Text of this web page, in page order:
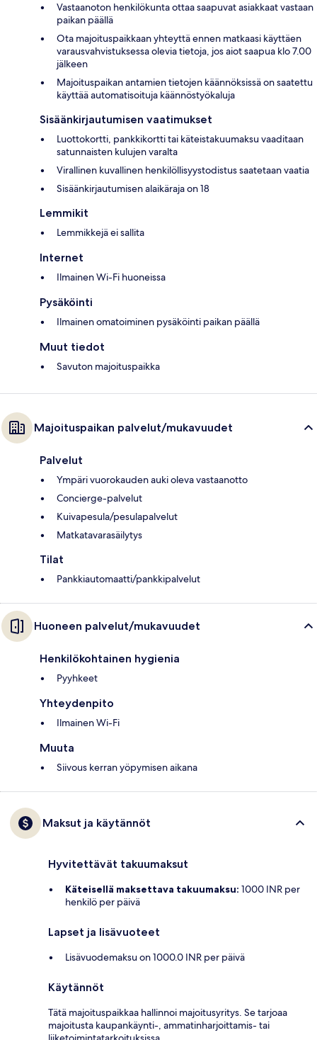
Vastaanoton henkilökunta ottaa saapuvat asiakkaat vastaan
paikan päällä
Ota majoituspaikkaan yhteyttä ennen matkaasi käyttäen
varausvahvistuksessa olevia tietoja, jos aiot saapua klo 7.00
jälkeen
Majoituspaikan antamien tietojen käännöksissä on saatettu
käyttää automatisoituja käännöstyökaluja
Sisäänkirjautumisen vaatimukset
Luottokortti, pankkikortti tai käteistakuumaksu vaaditaan
satunnaisten kulujen varalta
Virallinen kuvallinen henkilöllisyystodistus saatetaan vaatia
Sisäänkirjautumisen alaikäraja on 18
Lemmikit
Lemmikkejä ei sallita
Internet
Ilmainen Wi-Fi huoneissa
Pysäköinti
Ilmainen omatoiminen pysäköinti paikan päällä
Muut tiedot
Savuton majoituspaikka
Majoituspaikan palvelut/mukavuudet
Palvelut
Ympäri vuorokauden auki oleva vastaanotto
Concierge-palvelut
Kuivapesula/pesulapalvelut
Matkatavarasäilytys
Tilat
Pankkiautomaatti/pankkipalvelut
Huoneen palvelut/mukavuudet
Henkilökohtainen hygienia
Pyyhkeet
Yhteydenpito
Ilmainen Wi-Fi
Muuta
Siivous kerran yöpymisen aikana
Maksut ja käytännöt
Hyvitettävät takuumaksut
Käteisellä maksettava takuumaksu: 1000 INR per
henkilö per päivä
Lapset ja lisävuoteet
Lisävuodemaksu on 1000.0 INR per päivä
Käytännöt
Tätä majoituspaikkaa hallinnoi majoitusyritys. Se tarjoaa
majoitusta kaupankäynti-, ammatinharjoittamis- tai